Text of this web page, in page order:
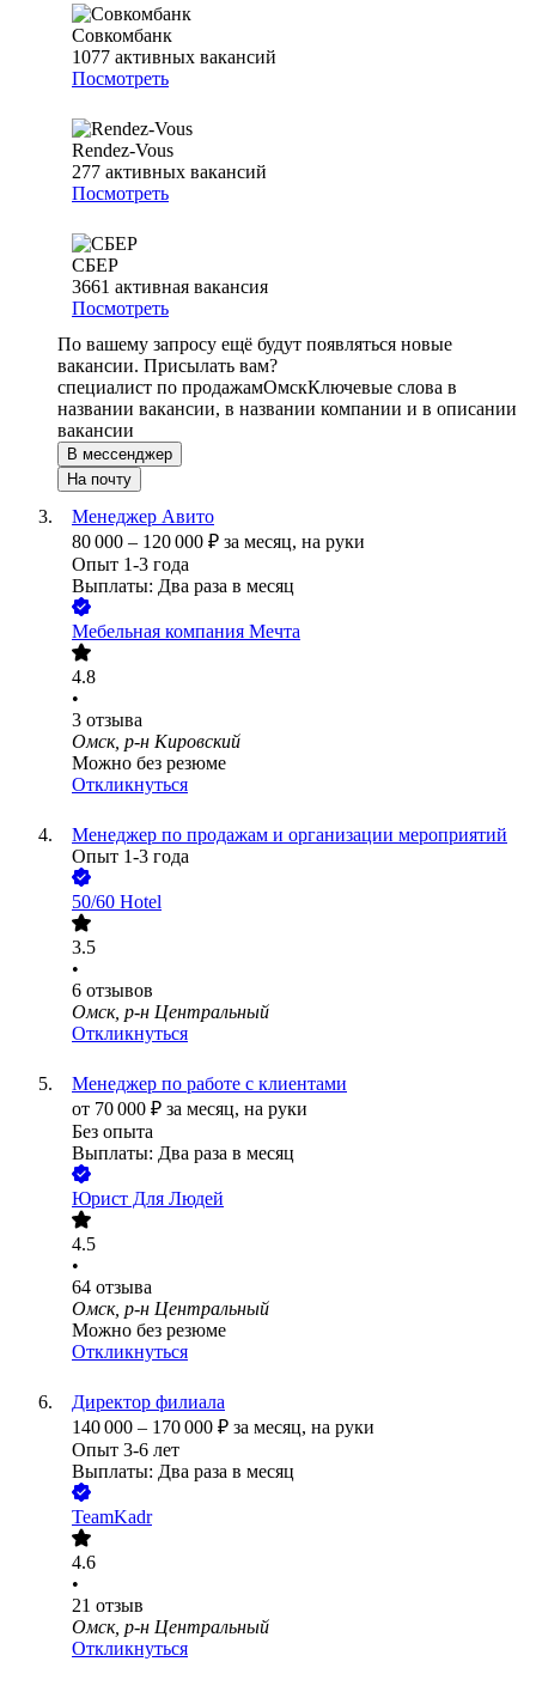
Совкомбанк
1077 активных вакансий
Посмотреть
Rendez-Vous
277 активных вакансий
Посмотреть
СБЕР
3661 активная вакансия
Посмотреть
По вашему запросу ещё будут появляться новые
вакансии. Присылать вам?
специалист по продажамОмскКлючевые слова в
названии вакансии, в названии компании и в описании
вакансии
В мессенджер
На почту
Менеджер Авито
80 000 – 120 000 ₽ за месяц, на руки
Опыт 1-3 года
Выплаты: Два раза в месяц
Мебельная компания Мечта
4.8
•
3 отзыва
Омск, р-н Кировский
Можно без резюме
Откликнуться
Менеджер по продажам и организации мероприятий
Опыт 1-3 года
50/60 Hotel
3.5
•
6 отзывов
Омск, р-н Центральный
Откликнуться
Менеджер по работе с клиентами
от 70 000 ₽ за месяц, на руки
Без опыта
Выплаты: Два раза в месяц
Юрист Для Людей
4.5
•
64 отзыва
Омск, р-н Центральный
Можно без резюме
Откликнуться
Директор филиала
140 000 – 170 000 ₽ за месяц, на руки
Опыт 3-6 лет
Выплаты: Два раза в месяц
TeamKadr
4.6
•
21 отзыв
Омск, р-н Центральный
Откликнуться